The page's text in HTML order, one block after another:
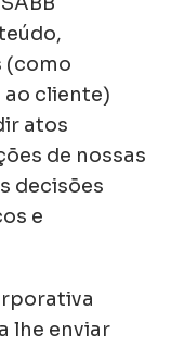
(como
cliente)
atos
de nossas
decisões
e
lhe enviar